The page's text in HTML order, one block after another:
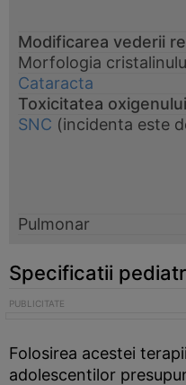
Modificarea vederii
Morfologia
Cataracta
Toxicitatea oxigenului
SNC (incidenta este
Pulmonar
Specificatii
Folosirea acestei
adolescentilor